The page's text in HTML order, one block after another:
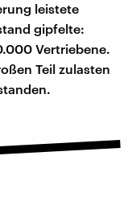
leistete
gipfelte:
Vertriebene.
Teil zulasten